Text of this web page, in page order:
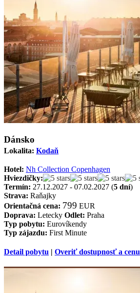
Dánsko
Lokalita: Kodaň
Hotel: Nh Collection Copenhagen
Hviezdičky:
Termín: 27.12.2027 - 07.02.2027 (5 dní)
Strava: Raňajky
Orientačná cena: 799 EUR
Doprava: Letecky Odlet: Praha
Typ pobytu: Eurovíkendy
Typ zájazdu: First Minute
Detail pobytu | Overiť dostupnosť a cenu